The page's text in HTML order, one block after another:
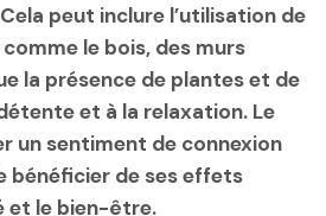
peut inclure l’utilisation de
le bois, des murs
la présence de plantes et de
et à la relaxation. Le
un sentiment de connexion
bénéficier de ses effets
et le bien-être.